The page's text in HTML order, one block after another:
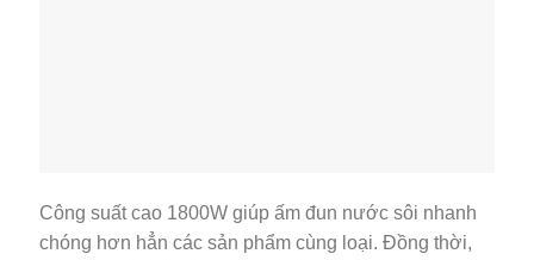
Công suất cao 1800W giúp ấm đun nước sôi nhanh
chóng hơn hẳn các sản phẩm cùng loại. Đồng thời,